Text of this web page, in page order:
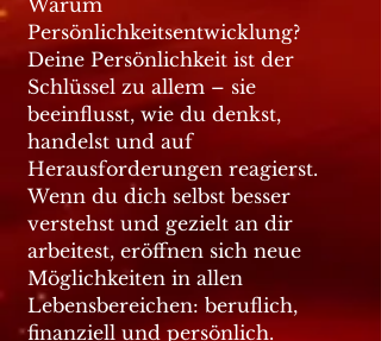
Warum
Persönlichkeitsentwicklung?
Deine Persönlichkeit ist der
Schlüssel zu allem – sie
beeinflusst, wie du denkst,
handelst und auf
Herausforderungen reagierst.
Wenn du dich selbst besser
verstehst und gezielt an dir
arbeitest, eröffnen sich neue
Möglichkeiten in allen
Lebensbereichen: beruflich,
finanziell und persönlich.